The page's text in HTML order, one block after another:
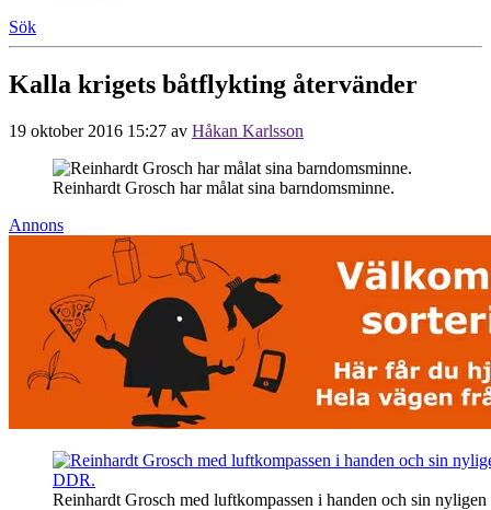
Sök
Kalla krigets båtflykting återvänder
19 oktober 2016 15:27 av Håkan Karlsson
Reinhardt Grosch har målat sina barndomsminne.
Annons
Reinhardt Grosch med luftkompassen i handen och sin